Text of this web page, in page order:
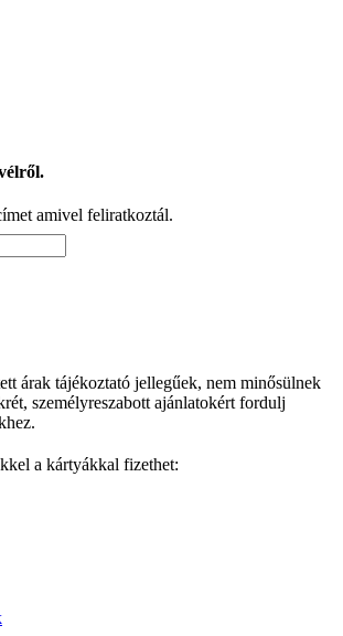
amivel feliratkoztál.
árak tájékoztató jellegűek, nem minősülnek
személyreszabott ajánlatokért fordulj
a kártyákkal fizethet: